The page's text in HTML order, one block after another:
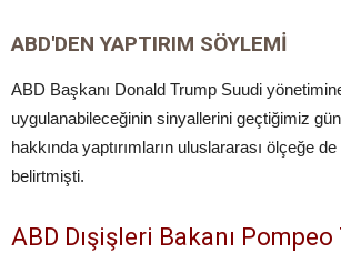
ABD'DEN YAPTIRIM SÖYLEMİ
ABD Başkanı Donald Trump Suudi
uygulanabileceğinin sinyallerini geçtiğimiz
hakkında yaptırımların uluslararası ölçeğe
belirtmişti.
ABD Dışişleri Bakanı